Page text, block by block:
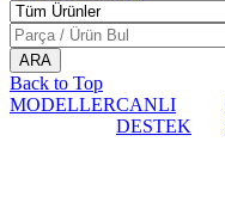
Back to Top
MODELLERCANLI
DESTEK